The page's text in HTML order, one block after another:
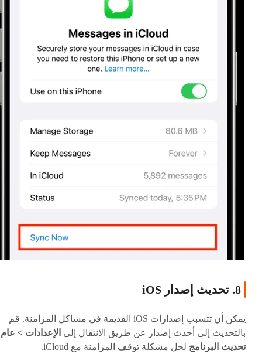
8. تحديث إصدار iOS
يمكن أن تتسبب إصدارات iOS القديمة في مشاكل المزامنة. قم
بالتحديث إلى أحدث إصدار عن طريق الانتقال إلى الإعدادات >
تحديث البرنامج لحل مشكلة توقف المزامنة مع iCloud.